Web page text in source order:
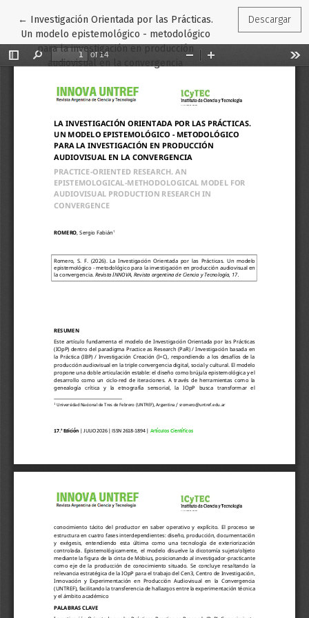
← Volver a los detalles del artículo
Investigación Orientada por las Prácticas.
Un modelo epistemológico - metodológico
para la investigación en producción
audiovisual en la convergencia
Descargar